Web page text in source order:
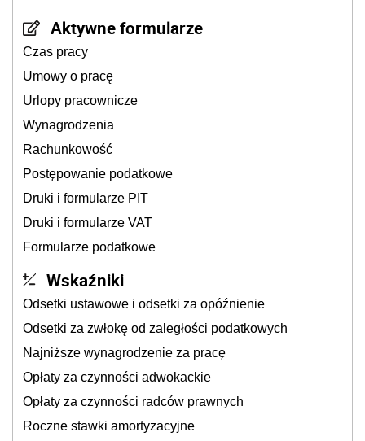
Aktywne formularze
Czas pracy
Umowy o pracę
Urlopy pracownicze
Wynagrodzenia
Rachunkowość
Postępowanie podatkowe
Druki i formularze PIT
Druki i formularze VAT
Formularze podatkowe
Wskaźniki
Odsetki ustawowe i odsetki za opóźnienie
Odsetki za zwłokę od zaległości podatkowych
Najniższe wynagrodzenie za pracę
Opłaty za czynności adwokackie
Opłaty za czynności radców prawnych
Roczne stawki amortyzacyjne